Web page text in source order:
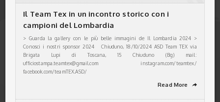
Il Team Tex in un incontro storico con i
campioni del Lombardia
> Guarda la gallery con le più belle immagini de Il Lombardia 2024 >
Conosci i nostri sponsor 2024 Chiuduno, 18/10/2024 ASD Team TEX via
Brigata Lupi di Toscana, 15 Chiuduno (Bg) mail:
ufficiostampa.teamtex@gmail.com instagram.com/teamtex/
facebook.com/teamTEX.ASD/
Read More ➦